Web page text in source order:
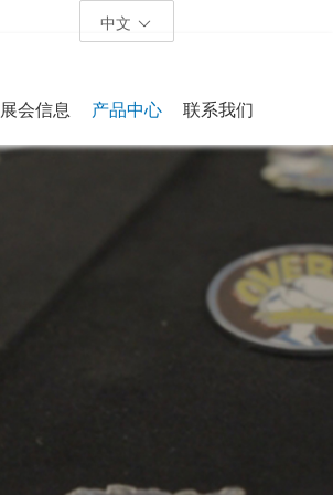
中文
展会信息 产品中心 联系我们